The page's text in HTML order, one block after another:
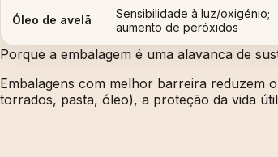
Óleo de avelã
Sensibilidade à luz/oxigénio;
aumento de peróxidos
Porque a embalagem é uma alavanca de
Embalagens com melhor barreira reduzem
torrados, pasta, óleo), a proteção da vida